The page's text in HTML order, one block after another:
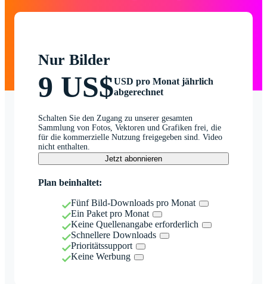
Nur Bilder
9 US$USD pro Monat jährlich
abgerechnet
Schalten Sie den Zugang zu unserer gesamten
Sammlung von Fotos, Vektoren und Grafiken frei, die
für die kommerzielle Nutzung freigegeben sind. Video
nicht enthalten.
Jetzt abonnieren
Plan beinhaltet:
Fünf Bild-Downloads pro Monat
Ein Paket pro Monat
Keine Quellenangabe erforderlich
Schnellere Downloads
Prioritätssupport
Keine Werbung